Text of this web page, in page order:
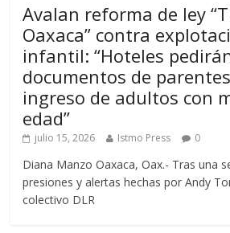
Avalan reforma de ley
Oaxaca” contra
infantil: “Hoteles
documentos de
ingreso de adultos con
edad”
julio 15, 2026 Istmo Press 0
Diana Manzo Oaxaca, Oax.- Tras una
presiones y alertas hechas por Andy
colectivo DLR